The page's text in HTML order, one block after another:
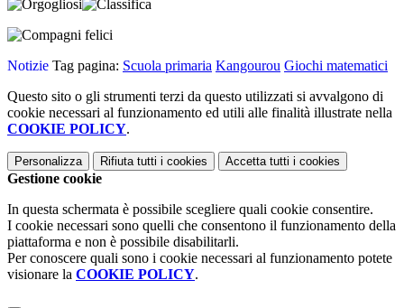
Notizie Tag pagina: Scuola primaria Kangourou Giochi matematici
Questo sito o gli strumenti terzi da questo utilizzati si avvalgono di
cookie necessari al funzionamento ed utili alle finalità illustrate nella
COOKIE POLICY.
Personalizza Rifiuta tutti i cookies Accetta tutti i cookies
Gestione cookie
In questa schermata è possibile scegliere quali cookie consentire.
I cookie necessari sono quelli che consentono il funzionamento della
piattaforma e non è possibile disabilitarli.
Per conoscere quali sono i cookie necessari al funzionamento potete
visionare la COOKIE POLICY.